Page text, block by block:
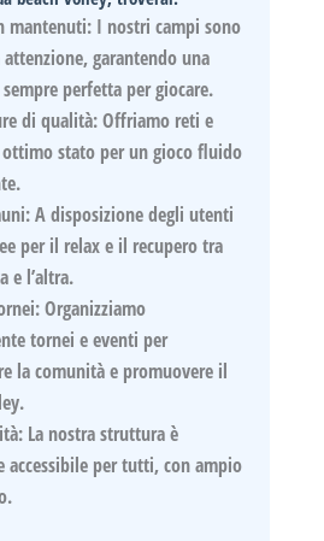
mantenuti:I nostri campi sono
garantendo una
perfetta per giocare.
di qualità:Offriamo reti e
stato per un gioco fluido
A disposizione degli utenti
per il relax e il recupero tra
e l’altra.
Organizziamo
tornei e eventi per
la comunità e promuovere il
La nostra struttura è
accessibile per tutti, con ampio